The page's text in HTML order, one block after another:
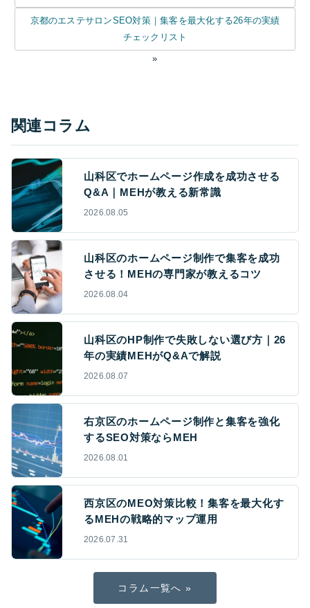
京都のエステサロンSEO対策｜集客を最大化する26年の実績
チェックリスト
»
関連コラム
山科区でホームページ作成を成功させる
Q&A｜MEHが教える新常識
2026.08.05
山科区のホームページ制作で集客を成功
させる！MEHの専門家が教えるコツ
2026.08.04
山科区のHP制作で失敗しない選び方｜26
年の実績MEHがQ&Aで解説
2026.08.07
右京区のホームページ制作と集客を強化
するSEO対策ならMEH
2026.08.01
西京区のMEO対策比較！集客を最大化す
るMEHの戦略的マップ運用
2026.07.31
コラム一覧へ »